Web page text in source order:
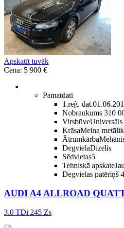
Apskatīt tuvāk
Cena: 5 900 €
Pamatdati
1.reģ. dat.
Nobraukums 310
VirsbūveUniversāls
KrāsaMelna
Ātrumkārba
DegvielaDīzelis
Sēdvietas5
Tehniskā apskate
Degvielas patēriņš
AUDI A4 ALLROAD
3.0 TDi 245 Zs